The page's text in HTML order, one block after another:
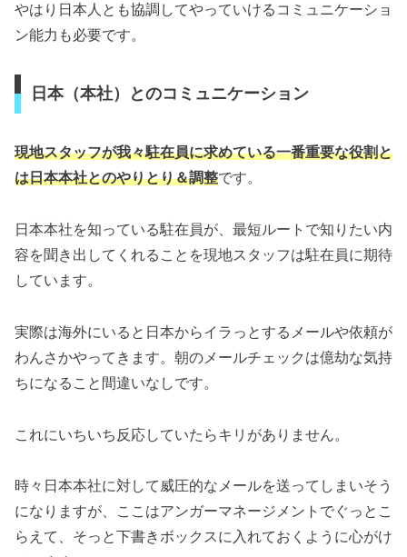
やはり日本人とも協調してやっていけるコミュニケーショ
ン能力も必要です。
日本（本社）とのコミュニケーション
現地スタッフが我々駐在員に求めている一番重要な役割と
は日本本社とのやりとり＆調整です。
日本本社を知っている駐在員が、最短ルートで知りたい内
容を聞き出してくれることを現地スタッフは駐在員に期待
しています。
実際は海外にいると日本からイラっとするメールや依頼が
わんさかやってきます。朝のメールチェックは億劫な気持
ちになること間違いなしです。
これにいちいち反応していたらキリがありません。
時々日本本社に対して威圧的なメールを送ってしまいそう
になりますが、ここはアンガーマネージメントでぐっとこ
らえて、そっと下書きボックスに入れておくように心がけ